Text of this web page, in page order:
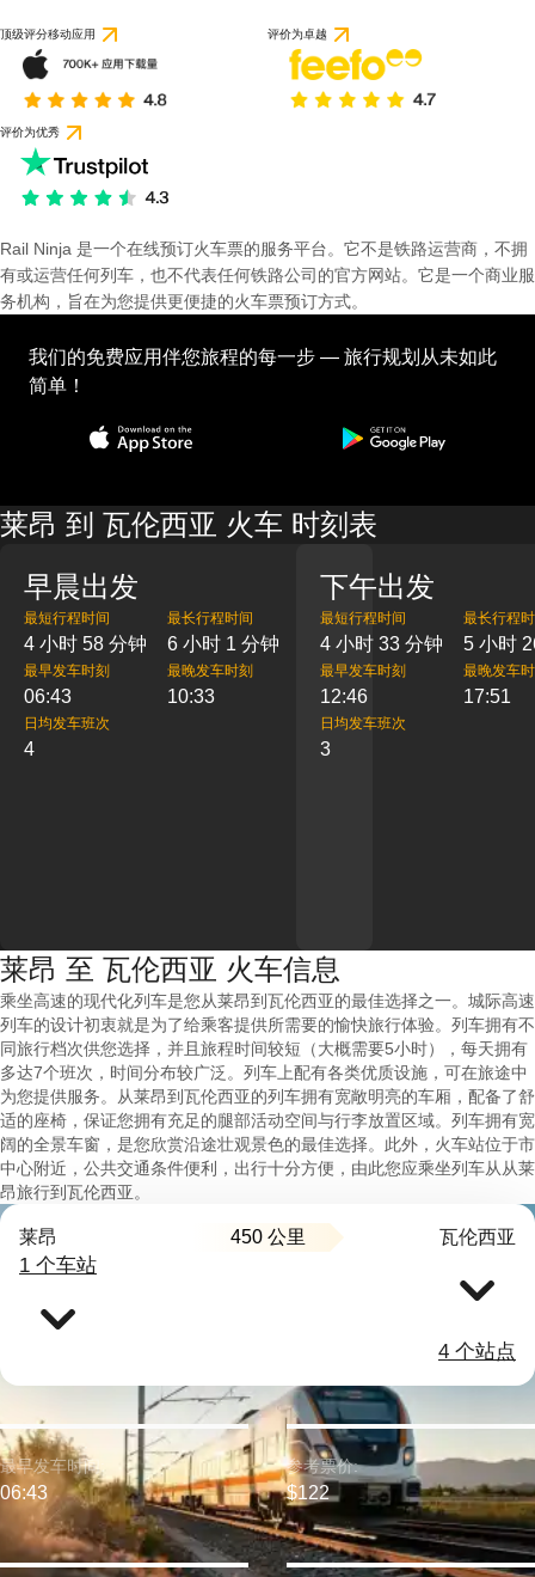
顶级评分移动应用 评价为卓越
评价为优秀
Rail Ninja 是一个在线预订火车票的服务平台。它不是铁路运营商，不拥
有或运营任何列车，也不代表任何铁路公司的官方网站。它是一个商业服
务机构，旨在为您提供更便捷的火车票预订方式。
我们的免费应用伴您旅程的每一步 — 旅行规划从未如此
简单！
莱昂 到 瓦伦西亚 火车 时刻表
早晨出发
最短行程时间
4 小时 58 分钟
最长行程时间
6 小时 1 分钟
最早发车时刻
06:43
最晚发车时刻
10:33
日均发车班次
4
下午出发
最短行程时间
4 小时 33 分钟
最长行程
5 小时
最早发车时刻
12:46
最晚发车
17:51
日均发车班次
3
莱昂 至 瓦伦西亚 火车信息
乘坐高速的现代化列车是您从莱昂到瓦伦西亚的最佳选择之一。城际高速
列车的设计初衷就是为了给乘客提供所需要的愉快旅行体验。列车拥有不
同旅行档次供您选择，并且旅程时间较短（大概需要5小时），每天拥有
多达7个班次，时间分布较广泛。列车上配有各类优质设施，可在旅途中
为您提供服务。从莱昂到瓦伦西亚的列车拥有宽敞明亮的车厢，配备了舒
适的座椅，保证您拥有充足的腿部活动空间与行李放置区域。列车拥有宽
阔的全景车窗，是您欣赏沿途壮观景色的最佳选择。此外，火车站位于市
中心附近，公共交通条件便利，出行十分方便，由此您应乘坐列车从从莱
昂旅行到瓦伦西亚。
莱昂 450 公里 瓦伦西亚
1 个车站
4 个站点
最早发车时间:
06:43
参考票价:
$122